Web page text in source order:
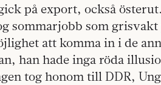
på export, också
sommarjobb som grisvakt
att komma in i de
han hade inga röda
tog honom till DDR,